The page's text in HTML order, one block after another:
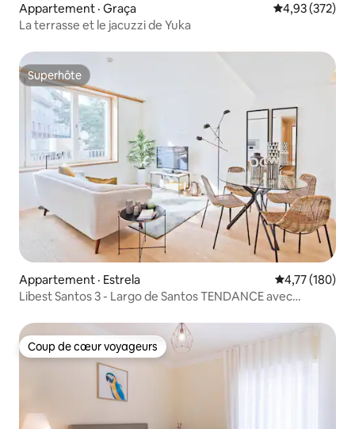
Appartement · Graça Note
4,93 (372)
La terrasse et le jacuzzi de Yuka
Superhôte
Superhôte
Appartement · Estrela Note
4,77 (180)
Libest Santos 3 - Largo de Santos TENDANCE avec
Coup de cœur voyageurs
Coup de cœur voyageurs